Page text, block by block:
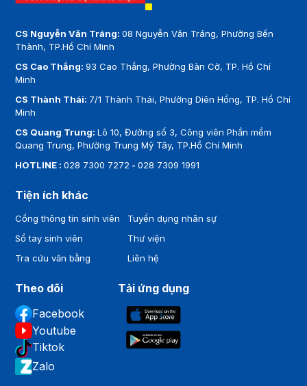
CS Nguyễn Văn Tráng:08 Nguyễn Văn Tráng, Phường Bến
Thành, TP.Hồ Chí Minh
CS Cao Thắng:93 Cao Thắng, Phường Bàn Cờ, TP. Hồ Chí
Minh
CS Thành Thái: 7/1 Thành Thái, Phường Diên Hồng, TP. Hồ Chí
Minh
CS Quang Trung:Lô 10, Đường số 3, Công viên Phần mềm
Quang Trung, Phường Trung Mỹ Tây, TP.Hồ Chí Minh
HOTLINE :028 7300 7272 -028 7309 1991
Tiện ích khác
Cổng thông tin sinh viên
Sổ tay sinh viên
Tra cứu văn bằng
Tuyển dụng nhân sự
Thư viện
Liên hệ
Theo dõi
Facebook
Youtube
Tiktok
Zalo
Tải ứng dụng